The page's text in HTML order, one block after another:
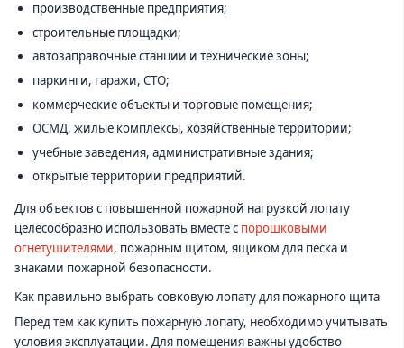
производственные предприятия;
строительные площадки;
автозаправочные станции и технические зоны;
паркинги, гаражи, СТО;
коммерческие объекты и торговые помещения;
ОСМД, жилые комплексы, хозяйственные территории;
учебные заведения, административные здания;
открытые территории предприятий.
Для объектов с повышенной пожарной нагрузкой лопату
целесообразно использовать вместе с порошковыми
огнетушителями, пожарным щитом, ящиком для песка и
знаками пожарной безопасности.
Как правильно выбрать совковую лопату для пожарного щита
Перед тем как купить пожарную лопату, необходимо учитывать
условия эксплуатации. Для помещения важны удобство